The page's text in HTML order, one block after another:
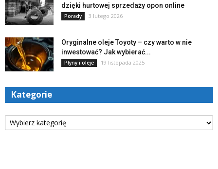
dzięki hurtowej sprzedaży opon online
Porady 3 lutego 2026
Oryginalne oleje Toyoty – czy warto w nie
inwestować? Jak wybierać...
Płyny i oleje 19 listopada 2025
Kategorie
Kategorie